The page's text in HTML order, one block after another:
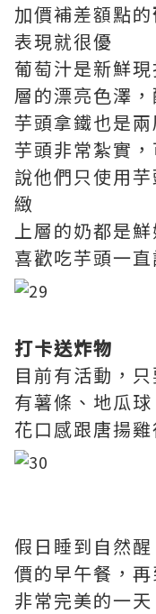
加價補差額點的
表現就很優
葡萄汁是新鮮
層的漂亮色澤
芋頭拿鐵也是
芋頭非常紮實
說他們只使用
緻
上層的奶都是
喜歡吃芋頭一
打卡送炸物
目前有活動，
有薯條、地瓜
花口感跟唐揚
假日睡到自然
價的早午餐，
非常完美的一